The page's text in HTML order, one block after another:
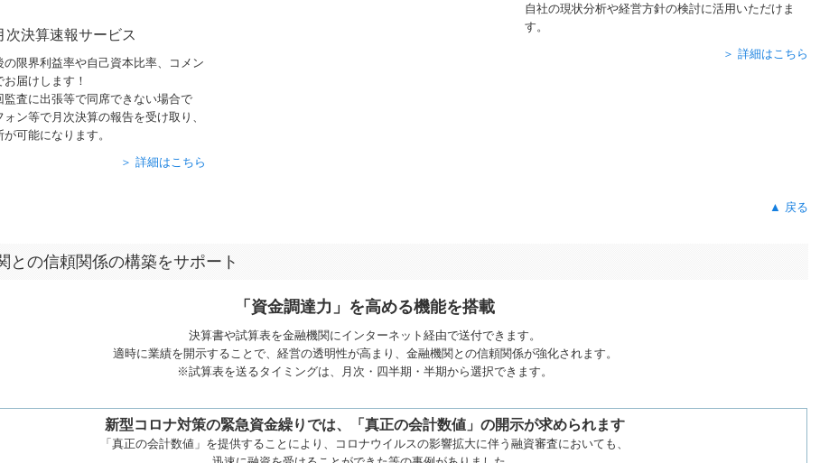
次決算速報サービス
の限界利益率や自己資本比率、コメン
お届けします！
監査に出張等で同席できない場合で
ン等で月次決算の報告を受け取り、
可能になります。
＞ 詳細はこちら
自社の現状分析や経営方針の検討に活用いただけま
す。
＞ 詳細はこちら
▲ 戻る
との信頼関係の構築をサポート
「資金調達力」を高める機能を搭載
決算書や試算表を金融機関にインターネット経由で送付できます。
適時に業績を開示することで、経営の透明性が高まり、金融機関との信頼関係が強化されます。
※試算表を送るタイミングは、月次・四半期・半期から選択できます。
新型コロナ対策の緊急資金繰りでは、「真正の会計数値」の開示が求められます
「真正の会計数値」を提供することにより、コロナウイルスの影響拡大に伴う融資審査においても、